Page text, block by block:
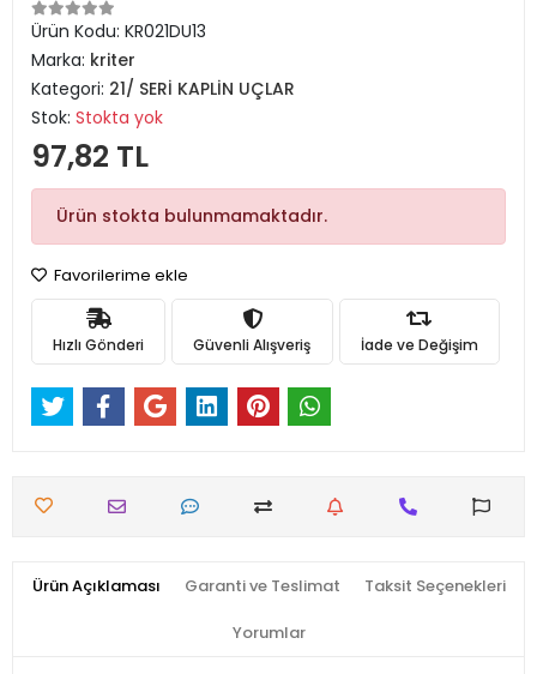
Ürün Kodu: KR021DU13
Marka: kriter
Kategori: 21/ SERİ KAPLİN UÇLAR
Stok: Stokta yok
97,82 TL
Ürün stokta bulunmamaktadır.
Favorilerime ekle
Hızlı Gönderi Güvenli Alışveriş İade ve Değişim
Ürün Açıklaması Garanti ve Teslimat Taksit Seçenekleri
Yorumlar